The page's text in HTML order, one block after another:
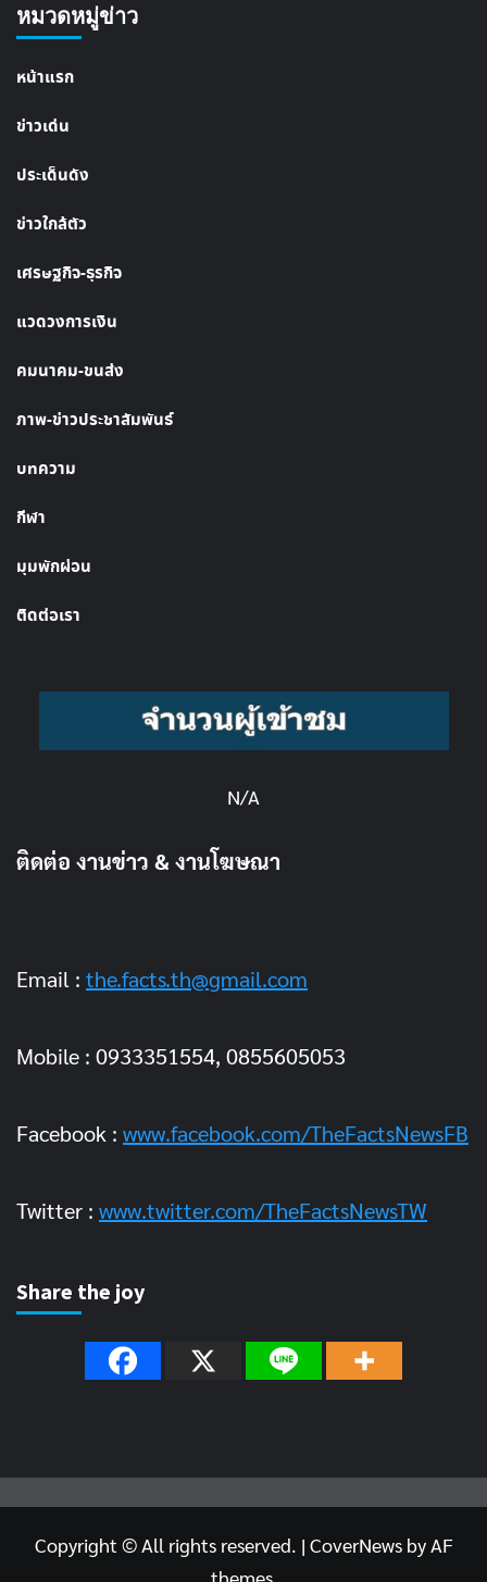
หมวดหมู่ข่าว
หน้าแรก
ข่าวเด่น
ประเด็นดัง
ข่าวใกล้ตัว
เศรษฐกิจ-ธุรกิจ
แวดวงการเงิน
คมนาคม-ขนส่ง
ภาพ-ข่าวประชาสัมพันธ์
บทความ
กีฬา
มุมพักผ่อน
ติดต่อเรา
N/A
ติดต่อ งานข่าว & งานโฆษณา
Email : the.facts.th@gmail.com
Mobile : 0933351554, 0855605053
Facebook : www.facebook.com/TheFactsNewsFB
Twitter : www.twitter.com/TheFactsNewsTW
Share the joy
Copyright © All rights reserved. | CoverNewsby AF
themes.